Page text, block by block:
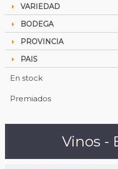
VARIEDAD
BODEGA
PROVINCIA
PAIS
En stock
Premiados
Vinos -